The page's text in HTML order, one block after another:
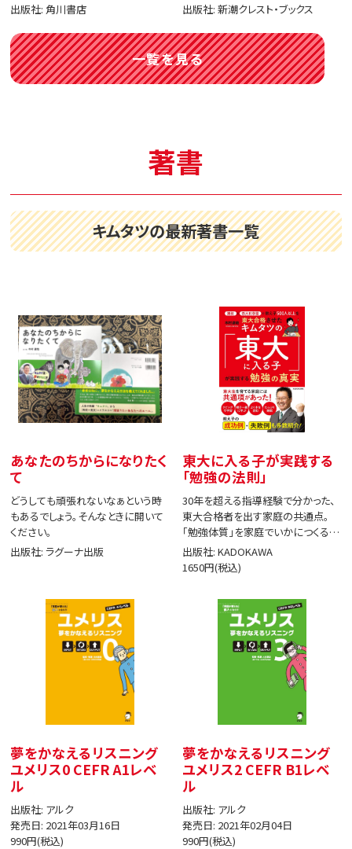
出版社: 角川書店
出版社: 新潮クレスト・ブックス
一覧を見る
著書
キムタツの最新著書一覧
あなたのちからになりたく
て
どうしても頑張れないなぁという時
もあるでしょう。そんなときに開いて
ください。
出版社: ラグーナ出版
東大に入る子が実践する
「勉強の法則」
30年を超える指導経験で分かった、
東大合格者を出す家庭の共通点。
「勉強体質」を家庭でいかにつくる
か。
出版社: KADOKAWA
1650円(税込)
夢をかなえるリスニング
ユメリス0 CEFR A1レベ
ル
出版社: アルク
発売日: 2021年03月16日
990円(税込)
夢をかなえるリスニング
ユメリス2 CEFR B1レベ
ル
出版社: アルク
発売日: 2021年02月04日
990円(税込)